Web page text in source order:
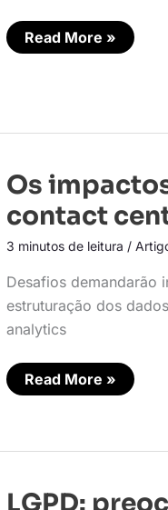
Read More »
Os
contact
3 minutos de leitura /
Desafios demandarão
estruturação dos
analytics
Os
impactos
LGPD
contact
Read More »
LGPD:
LGPD: